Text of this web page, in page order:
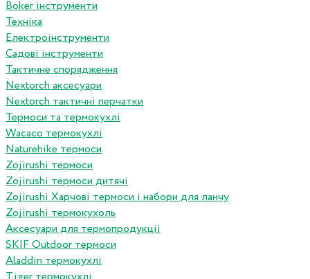
Boker інструменти
Техніка
Електроінструменти
Садові інструменти
Тактичне спорядження
Nextorch аксесуари
Nextorch тактичні перчатки
Термоси та термокухлі
Wacaco термокухлі
Naturehike термоси
Zojirushi термоси
Zojirushi термоси дитячі
Zojirushi Харчові термоси і набори для ланчу
Zojirushi термокухоль
Аксесуари для термопродукціі
SKIF Outdoor термоси
Aladdin термокухлі